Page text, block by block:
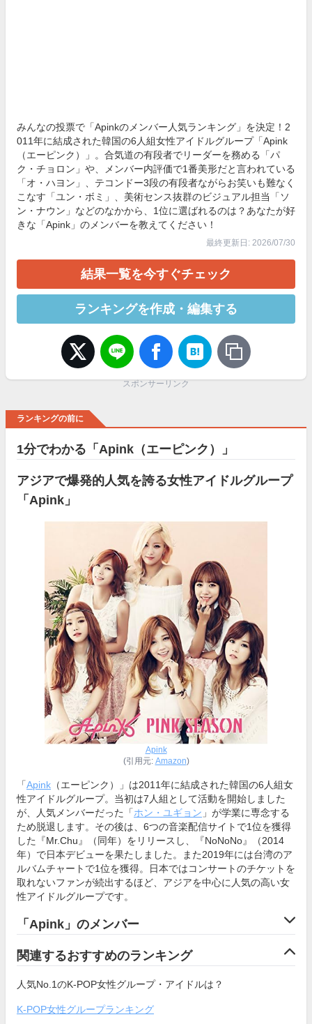
みんなの投票で「Apinkのメンバー人気ランキング」を決定！2
011年に結成された韓国の6人組女性アイドルグループ「Apink
（エーピンク）」。合気道の有段者でリーダーを務める「パ
ク・チョロン」や、メンバー内評価で1番美形だと言われている
「オ・ハヨン」、テコンドー3段の有段者ながらお笑いも難なく
こなす「ユン・ボミ」、美術センス抜群のビジュアル担当「ソ
ン・ナウン」などのなかから、1位に選ばれるのは？あなたが好
きな「Apink」のメンバーを教えてください！
最終更新日: 2026/07/30
結果一覧を今すぐチェック
ランキングを作成・編集する
スポンサーリンク
ランキングの前に
1分でわかる「Apink（エーピンク）」
アジアで爆発的人気を誇る女性アイドルグループ
「Apink」
Apink
(引用元: Amazon)
「Apink （エーピンク）」は2011年に結成された韓国の6人組女
性アイドルグループ。当初は7人組として活動を開始しました
が、人気メンバーだった「ホン・ユギョン 」が学業に専念する
ため脱退します。その後は、6つの音楽配信サイトで1位を獲得
した『Mr.Chu』（同年）をリリースし、『NoNoNo』（2014
年）で日本デビューを果たしました。また2019年には台湾のア
ルバムチャートで1位を獲得。日本ではコンサートのチケットを
取れないファンが続出するほど、アジアを中心に人気の高い女
性アイドルグループです。
「Apink」のメンバー
関連するおすすめのランキング
人気No.1のK-POP女性グループ・アイドルは？
K-POP女性グループランキング